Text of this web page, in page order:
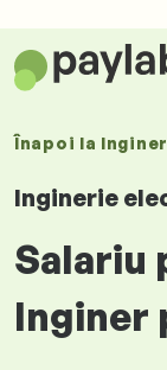
Înapoi la
Inginerie
Salariu
Inginer